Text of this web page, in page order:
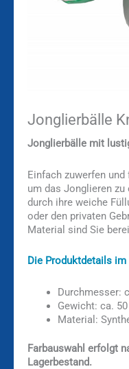
Jonglierbälle
Jonglierbälle mit
Einfach zuwerfen
um das Jonglieren
durch ihre weiche
oder den privaten
Material sind Sie
Die Produktdetails
Durchmesser:
Gewicht: ca.
Material:
Farbauswahl erfolgt
Lagerbestand.